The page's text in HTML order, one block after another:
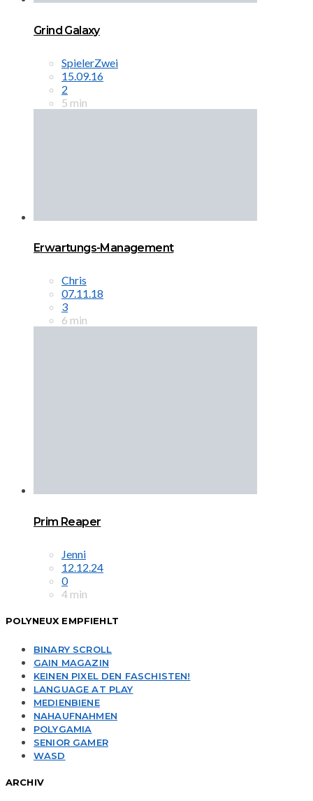
Grind Galaxy
SpielerZwei
15.09.16
2
5 min
Erwartungs-Management
Chris
07.11.18
3
6 min
Prim Reaper
Jenni
12.12.24
0
4 min
POLYNEUX EMPFIEHLT
BINARY SCROLL
GAIN MAGAZIN
KEINEN PIXEL DEN FASCHISTEN!
LANGUAGE AT PLAY
MEDIENBIENE
NAHAUFNAHMEN
POLYGAMIA
SENIOR GAMER
WASD
ARCHIV